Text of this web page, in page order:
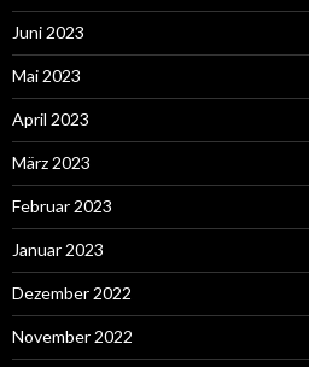
Juni 2023
Mai 2023
April 2023
März 2023
Februar 2023
Januar 2023
Dezember 2022
November 2022